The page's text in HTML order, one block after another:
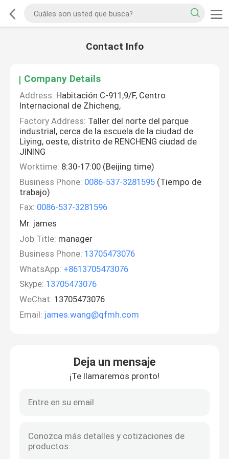
Contact Info
Company Details
Address: Habitación C-911,9/F, Centro
Internacional de Zhicheng,
Factory Address: Taller del norte del parque
industrial, cerca de la escuela de la ciudad de
Liying, oeste, distrito de RENCHENG ciudad de
JINING
Worktime: 8:30-17:00 (Beijing time)
Business Phone: 0086-537-3281595 (Tiempo de
trabajo)
Fax: 0086-537-3281596
Mr. james
Job Title: manager
Business Phone: 13705473076
WhatsApp: +8613705473076
Skype: 13705473076
WeChat: 13705473076
Email: james.wang@qfmh.com
Deja un mensaje
¡Te llamaremos pronto!